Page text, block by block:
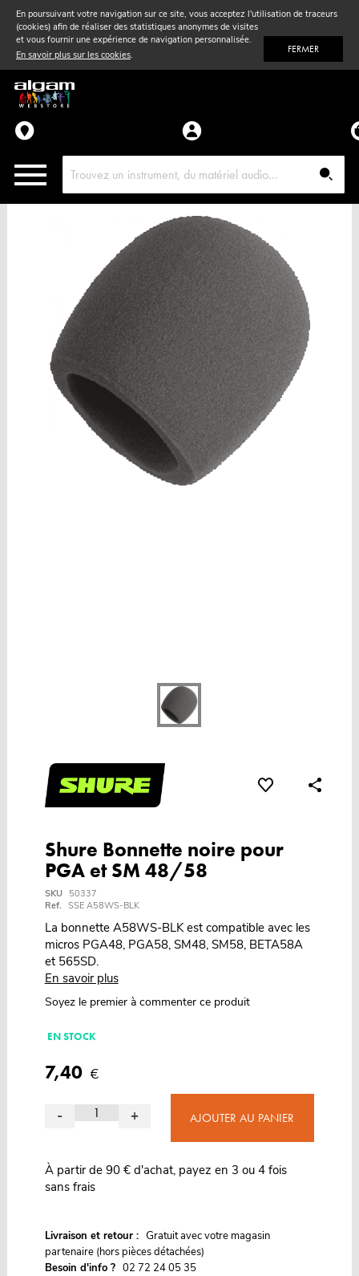
En poursuivant votre navigation sur ce site, vous acceptez l'utilisation de traceurs
(cookies) afin de réaliser des statistiques anonymes de visites
et vous fournir une expérience de navigation personnalisée.
En savoir plus sur les cookies. FERMER
Vent& Violon
Accessoires
Pièces détachées
Shure Bonnette noire pour
PGA et SM 48/58
SKU
50337
Ref. SSE A58WS-BLK
La bonnette A58WS-BLK est compatible avec les
micros PGA48, PGA58, SM48, SM58, BETA58A
et 565SD.
En savoir plus
Soyez le premier à commenter ce produit
EN STOCK
7,40 €
- + AJOUTER AU PANIER
À partir de 90 € d'achat, payez en 3 ou 4 fois
sans frais
Livraison et retour : Gratuit avec votre magasin
partenaire (hors pièces détachées)
Besoin d'info ? 02 72 24 05 35